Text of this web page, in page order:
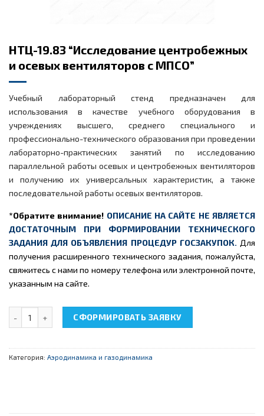
НТЦ-19.83 “Исследование центробежных
и осевых вентиляторов с МПСО”
Учебный лабораторный стенд предназначен для
использования в качестве учебного оборудования в
учреждениях высшего, среднего специального и
профессионально-технического образования при проведении
лабораторно-практических занятий по исследованию
параллельной работы осевых и центробежных вентиляторов
и получению их универсальных характеристик, а также
последовательной работы осевых вентиляторов.
*Обратите внимание! ОПИСАНИЕ НА САЙТЕ НЕ ЯВЛЯЕТСЯ
ДОСТАТОЧНЫМ ПРИ ФОРМИРОВАНИИ ТЕХНИЧЕСКОГО
ЗАДАНИЯ ДЛЯ ОБЪЯВЛЕНИЯ ПРОЦЕДУР ГОСЗАКУПОК. Для
получения расширенного технического задания, пожалуйста,
свяжитесь с нами по номеру телефона или электронной почте,
указанным на сайте.
Количество товара НТЦ-19.83 "Исследование центробежных
СФОРМИРОВАТЬ ЗАЯВКУ
Категория: Аэродинамика и газодинамика